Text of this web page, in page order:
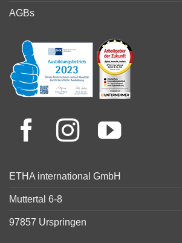
AGBs
ETHA international GmbH
Muttertal 6-8
97857 Urspringen